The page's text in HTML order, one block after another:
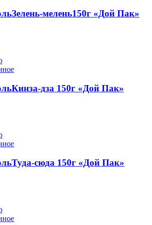
мелень150г «Дой Пак»
дза 150г «Дой Пак»
сюда 150г «Дой Пак»